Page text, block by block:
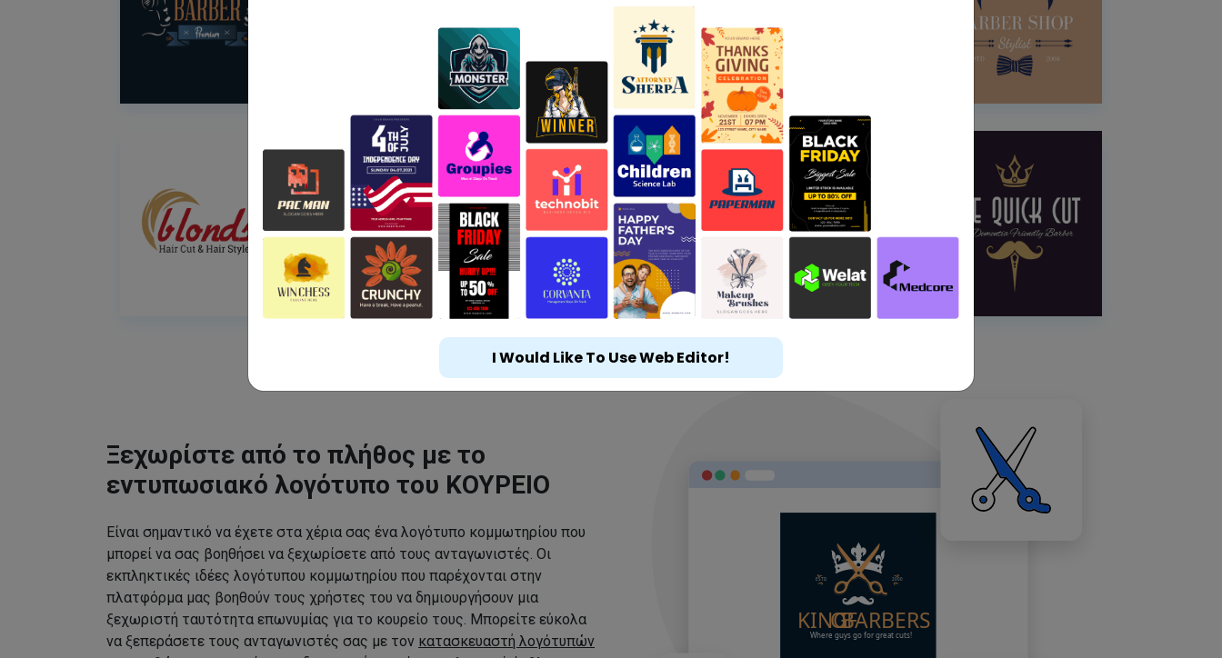
Ξεχωρίστε από το πλήθος με το
εντυπωσιακό λογότυπο του ΚΟΥΡΕΙΟ
Είναι σημαντικό να έχετε στα χέρια σας ένα λογότυπο κομμωτηρίου που
μπορεί να σας βοηθήσει να ξεχωρίσετε από τους ανταγωνιστές. Οι
εκπληκτικές ιδέες λογότυπου κομμωτηρίου που παρέχονται στην
πλατφόρμα μας βοηθούν τους χρήστες του να δημιουργήσουν μια
ξεχωριστή ταυτότητα επωνυμίας για το κουρείο τους. Μπορείτε εύκολα
να ξεπεράσετε τους ανταγωνιστές σας με τον κατασκευαστή λογότυπών
I Would Like To Use Web Editor!